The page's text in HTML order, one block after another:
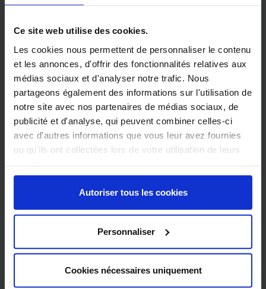
Ce site web utilise des cookies.
Les cookies nous permettent de personnaliser le contenu
et les annonces, d'offrir des fonctionnalités relatives aux
médias sociaux et d'analyser notre trafic. Nous
partageons également des informations sur l'utilisation de
notre site avec nos partenaires de médias sociaux, de
publicité et d'analyse, qui peuvent combiner celles-ci
avec d'autres informations que vous leur avez fournies
ou qu'ils ont collectées lors de votre utilisation de leurs
Autoriser tous les cookies
Personnaliser
Cookies nécessaires uniquement
ÖKOALPIN 90